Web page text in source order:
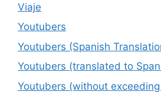
Viaje
Youtubers
Youtubers (Spanish
Youtubers (translated to
Youtubers (without